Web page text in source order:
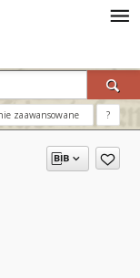
zaawansowane ?